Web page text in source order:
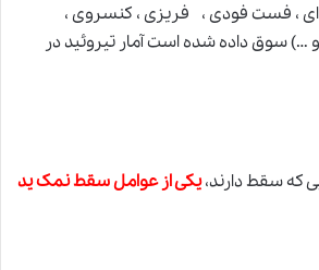
، فست فودی ، فریزی ، کنسروی ،
…) سوق داده شده است آمار تیروئید در
که سقط دارند،یکی از عوامل سقط نمک ید